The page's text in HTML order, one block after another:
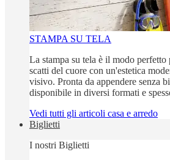
STAMPA SU TELA
La stampa su tela è il modo
scatti del cuore con un'estetica
visivo. Pronta da appendere senza
disponibile in diversi formati e
Vedi tutti gli articoli casa e arredo
Biglietti
I nostri Biglietti